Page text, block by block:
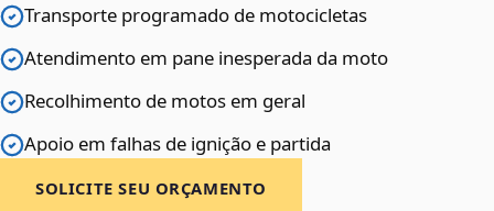
Transporte programado de motocicletas
Atendimento em pane inesperada da moto
Recolhimento de motos em geral
Apoio em falhas de ignição e partida
SOLICITE SEU ORÇAMENTO